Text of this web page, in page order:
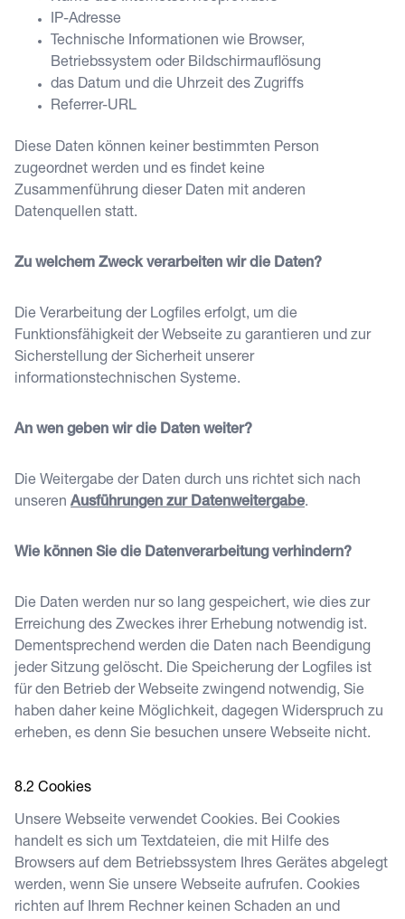
IP-Adresse
Technische Informationen wie Browser,
Betriebssystem oder Bildschirmauflösung
das Datum und die Uhrzeit des Zugriffs
Referrer-URL
Diese Daten können keiner bestimmten Person
zugeordnet werden und es findet keine
Zusammenführung dieser Daten mit anderen
Datenquellen statt.
Zu welchem Zweck verarbeiten wir die Daten?
Die Verarbeitung der Logfiles erfolgt, um die
Funktionsfähigkeit der Webseite zu garantieren und zur
Sicherstellung der Sicherheit unserer
informationstechnischen Systeme.
An wen geben wir die Daten weiter?
Die Weitergabe der Daten durch uns richtet sich nach
unseren Ausführungen zur Datenweitergabe.
Wie können Sie die Datenverarbeitung verhindern?
Die Daten werden nur so lang gespeichert, wie dies zur
Erreichung des Zweckes ihrer Erhebung notwendig ist.
Dementsprechend werden die Daten nach Beendigung
jeder Sitzung gelöscht. Die Speicherung der Logfiles ist
für den Betrieb der Webseite zwingend notwendig, Sie
haben daher keine Möglichkeit, dagegen Widerspruch zu
erheben, es denn Sie besuchen unsere Webseite nicht.
Cookies
Unsere Webseite verwendet Cookies. Bei Cookies
handelt es sich um Textdateien, die mit Hilfe des
Browsers auf dem Betriebssystem Ihres Gerätes abgelegt
werden, wenn Sie unsere Webseite aufrufen. Cookies
richten auf Ihrem Rechner keinen Schaden an und